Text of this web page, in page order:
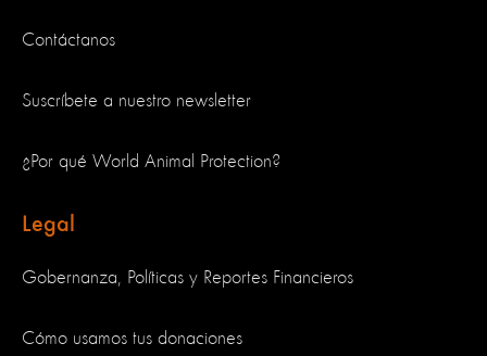
Contáctanos
Suscríbete a nuestro newsletter
¿Por qué World Animal Protection?
Legal
Gobernanza, Políticas y Reportes Financieros
Cómo usamos tus donaciones